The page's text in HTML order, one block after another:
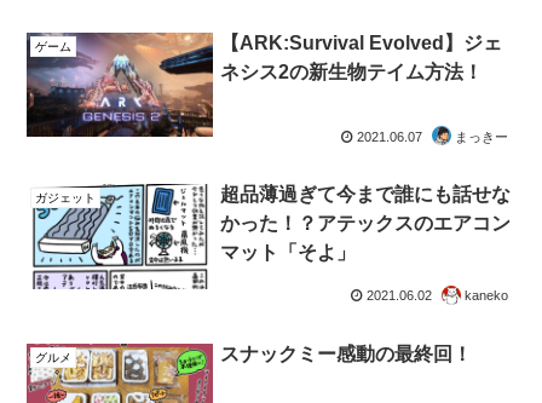
ゲーム
【ARK:Survival Evolved】ジェ
ネシス2の新生物テイム方法！
2021.06.07 まっきー
ガジェット
超品薄過ぎて今まで誰にも話せな
かった！？アテックスのエアコン
マット「そよ」
2021.06.02 kaneko
グルメ スナックミー感動の最終回！